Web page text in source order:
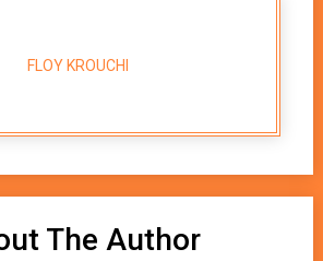
FLOY KROUCHI
The Author